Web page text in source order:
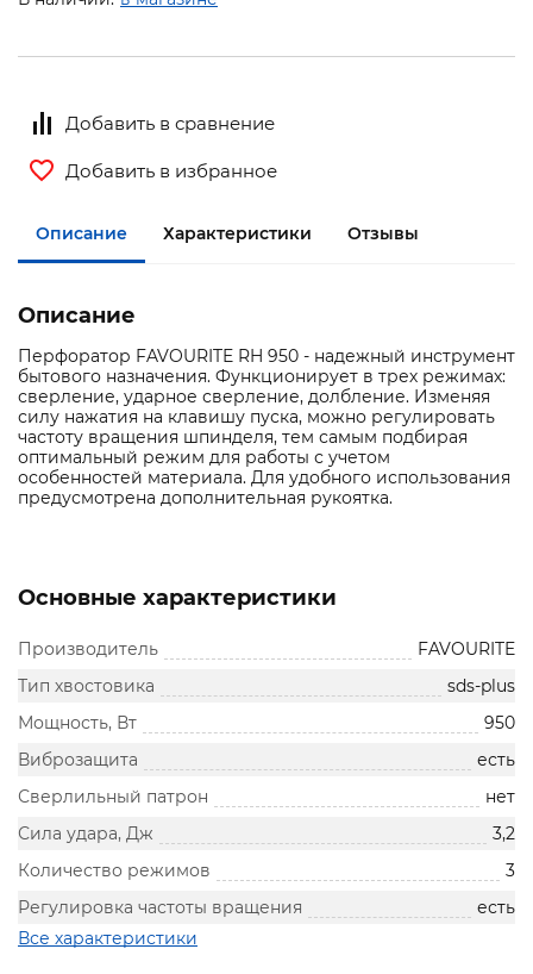
Добавить в сравнение
Добавить в избранное
Описание Характеристики Отзывы
Описание
Перфоратор FAVOURITE RH 950 - надежный инструмент
бытового назначения. Функционирует в трех режимах:
сверление, ударное сверление, долбление. Изменяя
силу нажатия на клавишу пуска, можно регулировать
частоту вращения шпинделя, тем самым подбирая
оптимальный режим для работы с учетом
особенностей материала. Для удобного использования
предусмотрена дополнительная рукоятка.
Основные характеристики
Производитель
FAVOURITE
Тип хвостовика
sds-plus
Мощность, Вт
950
Виброзащита
есть
Сверлильный патрон
нет
Сила удара, Дж
3,2
Количество режимов
3
Регулировка частоты вращения
есть
Все характеристики